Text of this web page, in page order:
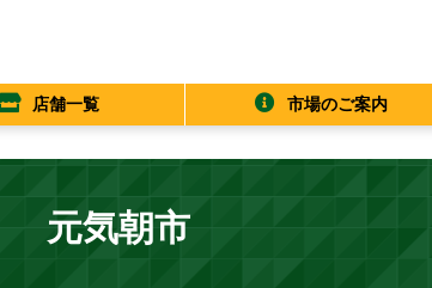
店舗一覧 市場のご案内
元気朝市